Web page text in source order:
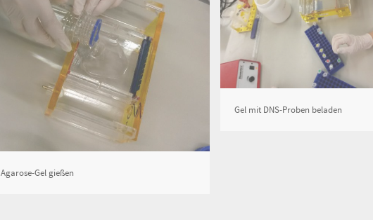
Agarose-Gel gießen
Gel mit DNS-Proben beladen